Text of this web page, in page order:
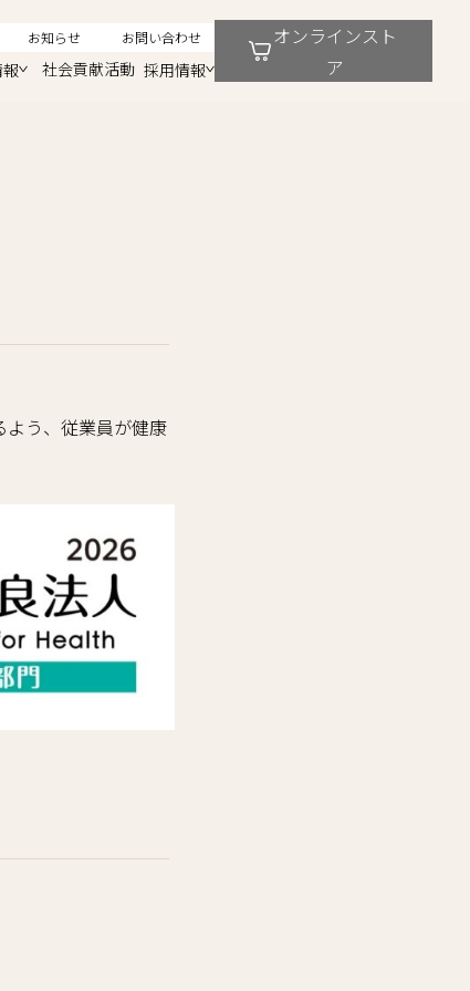
お知らせ お問い合わせ
報 社会貢献活動 採用情報
オンラインスト
ア
よう、従業員が健康